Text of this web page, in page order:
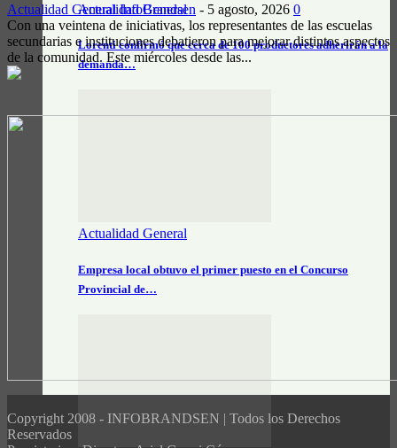
Actualidad General
Lorenti confirmó que cerca de 100 productores adherirán a la
demanda…
Actualidad General
Empresa local obtuvo el primer puesto en el Concurso
Provincial de…
Actualidad General InfoBrandsen - 5 agosto, 2026 0
Con una veintena de iniciativas, los representantes de las escuelas
secundarias e instituciones debatieron para mejorar distintos aspectos
de la comunidad. Este miércoles desde las...
Copyright 2008 - INFOBRANDSEN | Todos los Derechos
Reservados